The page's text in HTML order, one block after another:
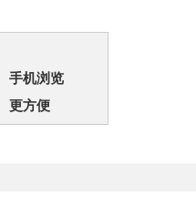
手机浏览
更方便